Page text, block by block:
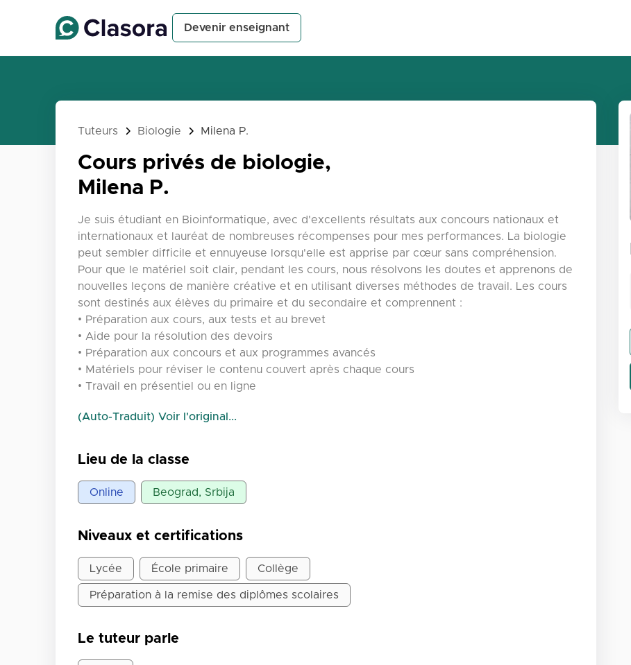
Devenir enseignant
Tuteurs Biologie Milena P.
Cours privés de biologie,
Milena P.
Je suis étudiant en Bioinformatique, avec d'excellents résultats aux concours nationaux et
internationaux et lauréat de nombreuses récompenses pour mes performances. La biologie
peut sembler difficile et ennuyeuse lorsqu'elle est apprise par cœur sans compréhension.
Pour que le matériel soit clair, pendant les cours, nous résolvons les doutes et apprenons de
nouvelles leçons de manière créative et en utilisant diverses méthodes de travail. Les cours
sont destinés aux élèves du primaire et du secondaire et comprennent :
• Préparation aux cours, aux tests et au brevet
• Aide pour la résolution des devoirs
• Préparation aux concours et aux programmes avancés
• Matériels pour réviser le contenu couvert après chaque cours
• Travail en présentiel ou en ligne
(Auto-Traduit) Voir l'original...
Lieu de la classe
Online Beograd, Srbija
Niveaux et certifications
Lycée École primaire Collège
Préparation à la remise des diplômes scolaires
Le tuteur parle